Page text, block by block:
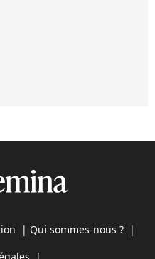
| Qui sommes-nous ? |